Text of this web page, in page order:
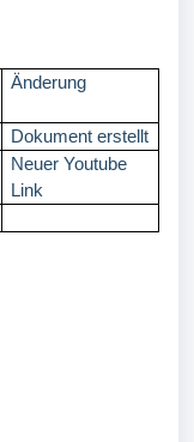
Änderung
Dokument erstellt
Neuer Youtube
Link